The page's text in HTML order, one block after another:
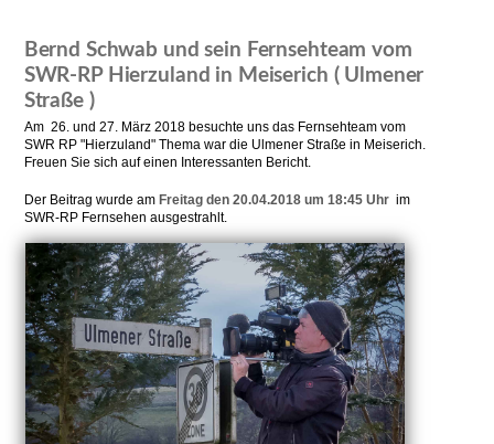
Bernd Schwab und sein Fernsehteam vom
SWR-RP Hierzuland in Meiserich ( Ulmener
Straße )
Am 26. und 27. März 2018 besuchte uns das Fernsehteam vom
SWR RP "Hierzuland" Thema war die Ulmener Straße in Meiserich.
Freuen Sie sich auf einen Interessanten Bericht.
Der Beitrag wurde am Freitag den 20.04.2018 um 18:45 Uhr im
SWR-RP Fernsehen ausgestrahlt.